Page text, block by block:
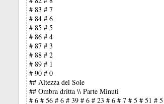
# 83 # 7
# 84 # 6
# 85 # 5
# 86 # 4
# 87 # 3
# 88 # 2
# 89 # 1
# 90 # 0
## Altezza del Sole
## Ombra dritta \\ Parte Minuti
# 6 # 56 # 6 # 39 # 6 # 23 # 6 # 7 # 5 # 51 #